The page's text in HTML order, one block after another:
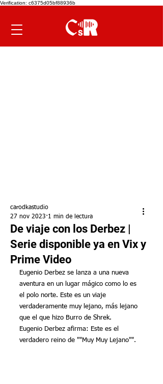
Verification: c6375d05bf88936b
De viaje con los Derbez |
Serie disponible ya en Vix y
Prime Video
carodkastudio
27 nov 2023 1 min de lectura
Eugenio Derbez se lanza a una nueva
aventura en un lugar mágico como lo es
el polo norte. Este es un viaje
verdaderamente muy lejano, más lejano
que el que hizo Burro de Shrek.
Eugenio Derbez afirma: Este es el
verdadero reino de ""Muy Muy Lejano"".